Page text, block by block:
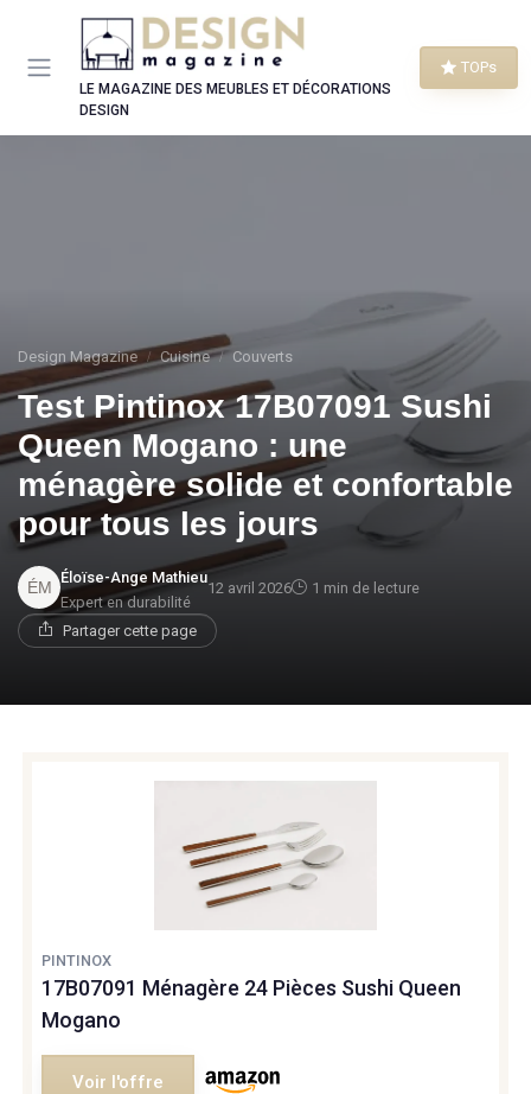
LE MAGAZINE DES MEUBLES ET DÉCORATIONS
DESIGN
TOPs
Design Magazine Cuisine Couverts
Test Pintinox 17B07091 Sushi
Queen Mogano : une
ménagère solide et confortable
pour tous les jours
Éloïse-Ange Mathieu
Expert en durabilité
12 avril 2026 1 min de lecture
Partager cette page
PINTINOX
17B07091 Ménagère 24 Pièces Sushi Queen
Mogano
Voir l'offre
Panneau de gestion des cookies